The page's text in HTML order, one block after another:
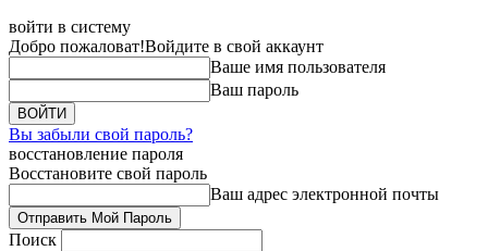
войти в систему
Добро пожаловат!Войдите в свой аккаунт
Ваше имя пользователя
Ваш пароль
Вы забыли свой пароль?
восстановление пароля
Восстановите свой пароль
Ваш адрес электронной почты
Поиск